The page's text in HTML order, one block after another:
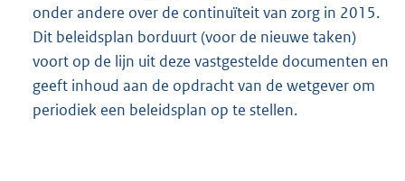
onder andere over de continuïteit van zorg in 2015.
Dit beleidsplan borduurt (voor de nieuwe taken)
voort op de lijn uit deze vastgestelde documenten en
geeft inhoud aan de opdracht van de wetgever om
periodiek een beleidsplan op te stellen.